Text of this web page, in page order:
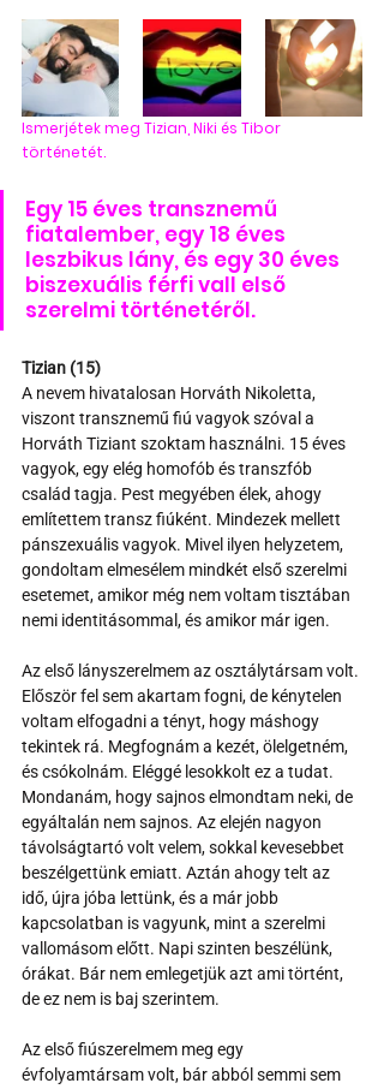
Ismerjétek meg Tizian, Niki és Tibor
történetét.
Egy 15 éves transznemű
fiatalember, egy 18 éves
leszbikus lány, és egy 30 éves
biszexuális férfi vall első
szerelmi történetéről.
Tizian (15)
A nevem hivatalosan Horváth Nikoletta,
viszont transznemű fiú vagyok szóval a
Horváth Tiziant szoktam használni. 15 éves
vagyok, egy elég homofób és transzfób
család tagja. Pest megyében élek, ahogy
említettem transz fiúként. Mindezek mellett
pánszexuális vagyok. Mivel ilyen helyzetem,
gondoltam elmesélem mindkét első szerelmi
esetemet, amikor még nem voltam tisztában
nemi identitásommal, és amikor már igen.
Az első lányszerelmem az osztálytársam volt.
Először fel sem akartam fogni, de kénytelen
voltam elfogadni a tényt, hogy máshogy
tekintek rá. Megfognám a kezét, ölelgetném,
és csókolnám. Eléggé lesokkolt ez a tudat.
Mondanám, hogy sajnos elmondtam neki, de
egyáltalán nem sajnos. Az elején nagyon
távolságtartó volt velem, sokkal kevesebbet
beszélgettünk emiatt. Aztán ahogy telt az
idő, újra jóba lettünk, és a már jobb
kapcsolatban is vagyunk, mint a szerelmi
vallomásom előtt. Napi szinten beszélünk,
órákat. Bár nem emlegetjük azt ami történt,
de ez nem is baj szerintem.
Az első fiúszerelmem meg egy
évfolyamtársam volt, bár abból semmi sem